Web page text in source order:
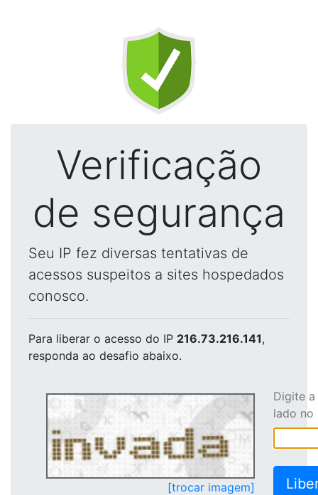
Verificação
de segurança
Seu IP fez diversas tentativas de
acessos suspeitos a sites hospedados
conosco.
Para liberar o acesso do IP 216.73.216.141,
responda ao desafio abaixo.
[trocar imagem]
Digite
lado no